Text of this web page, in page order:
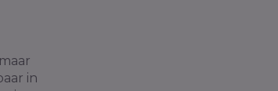
in